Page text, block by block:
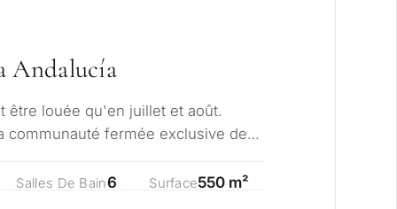
Andalucía
être louée qu'en juillet et août.
communauté fermée exclusive de
Salles De Bain6 Surface550 m²